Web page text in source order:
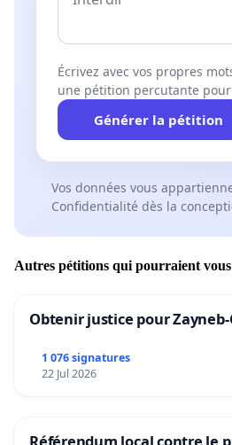
Écrivez avec vos propres
une pétition percutante pour
Générer la pétition
Vos données vous
Confidentialité dès la
Autres pétitions qui pourraient
Obtenir justice pour Zayneb-
1 076 signatures
22 Jul 2026